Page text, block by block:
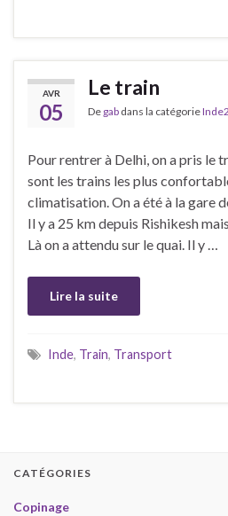
AVR
05
Le train
De gab dans la catégorie
Pour rentrer à Delhi, on a pris le
sont les trains les plus
climatisation. On a été à la gare
Il y a 25 km depuis Rishikesh
Là on a attendu sur le quai. Il y …
Lire la suite
Inde, Train, Transport
CATÉGORIES
Copinage